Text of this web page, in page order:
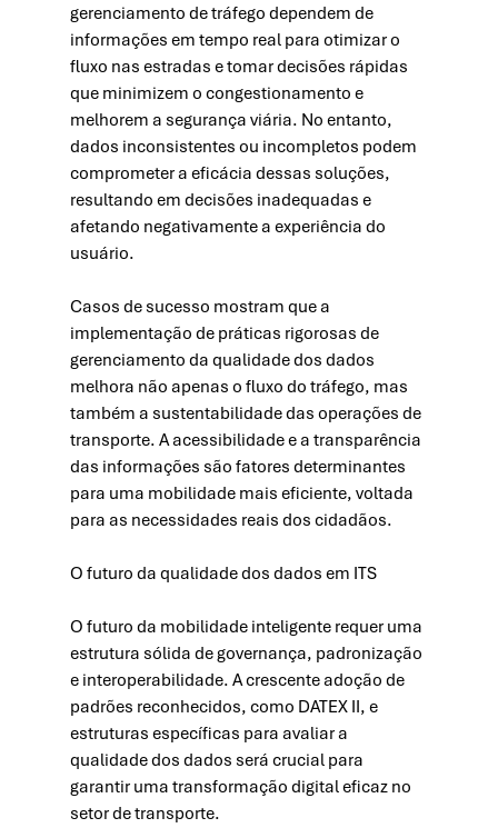
gerenciamento de tráfego dependem de
informações em tempo real para otimizar o
fluxo nas estradas e tomar decisões rápidas
que minimizem o congestionamento e
melhorem a segurança viária. No entanto,
dados inconsistentes ou incompletos podem
comprometer a eficácia dessas soluções,
resultando em decisões inadequadas e
afetando negativamente a experiência do
usuário.
Casos de sucesso mostram que a
implementação de práticas rigorosas de
gerenciamento da qualidade dos dados
melhora não apenas o fluxo do tráfego, mas
também a sustentabilidade das operações de
transporte. A acessibilidade e a transparência
das informações são fatores determinantes
para uma mobilidade mais eficiente, voltada
para as necessidades reais dos cidadãos.
O futuro da qualidade dos dados em ITS
O futuro da mobilidade inteligente requer uma
estrutura sólida de governança, padronização
e interoperabilidade. A crescente adoção de
padrões reconhecidos, como DATEX II, e
estruturas específicas para avaliar a
qualidade dos dados será crucial para
garantir uma transformação digital eficaz no
setor de transporte.